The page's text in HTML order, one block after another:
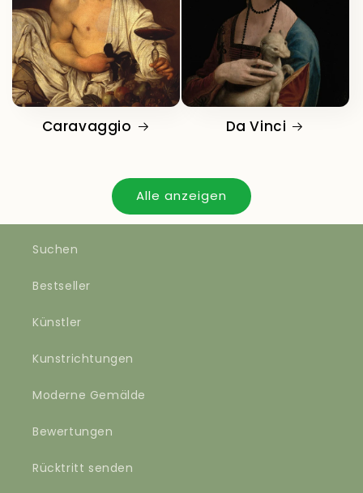
Caravaggio Da Vinci
Alle anzeigen
Suchen
Bestseller
Künstler
Kunstrichtungen
Moderne Gemälde
Bewertungen
Rücktritt senden